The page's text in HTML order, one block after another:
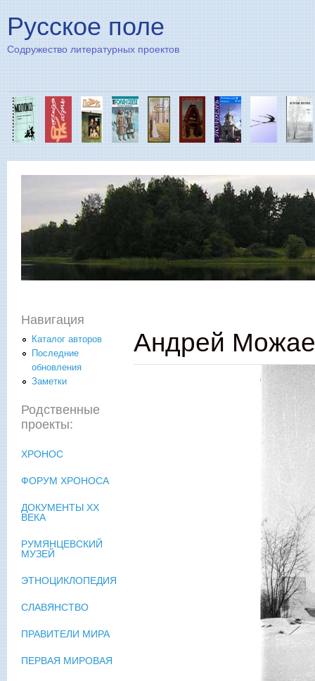
Русское поле
Содружество литературных проектов
Андрей
Навигация
Каталог авторов
Последние
обновления
Заметки
Родственные
проекты:
ХРОНОС
ФОРУМ ХРОНОСА
ДОКУМЕНТЫ XX
ВЕКА
РУМЯНЦЕВСКИЙ
МУЗЕЙ
ЭТНОЦИКЛОПЕДИЯ
СЛАВЯНСТВО
ПРАВИТЕЛИ МИРА
ПЕРВАЯ МИРОВАЯ